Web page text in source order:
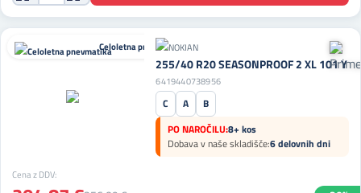
Celoletna pnevmatika
255/40 R20 SEASONPROOF 2 XL 101 Y
6419440738956
C A
B
PO NAROČILU:8+ kos
Dobava v naše skladišče:6 delovnih dni
Cena z DDV: